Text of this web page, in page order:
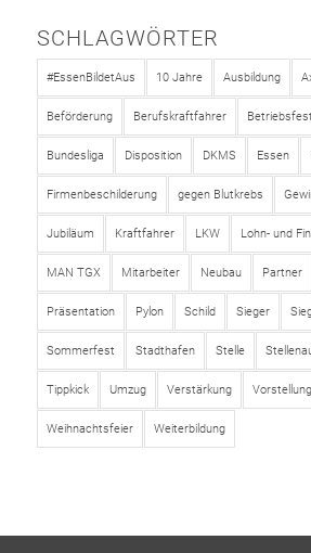
SCHLAGWÖRTER
#EssenBildetAus 10 Jahre Ausbildung
Beförderung Berufskraftfahrer Betriebsfest
Bundesliga Disposition DKMS Essen
Firmenbeschilderung gegen Blutkrebs
Jubiläum Kraftfahrer LKW Lohn- und
MAN TGX Mitarbeiter Neubau Partner
Präsentation Pylon Schild Sieger
Sommerfest Stadthafen Stelle
Tippkick Umzug Verstärkung Vorstellung
Weihnachtsfeier Weiterbildung